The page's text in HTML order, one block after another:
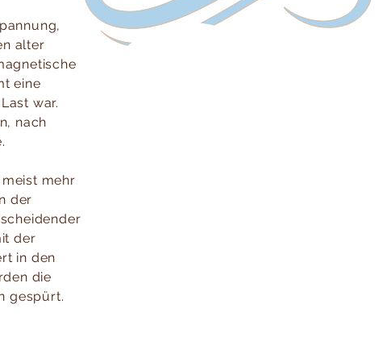
alter
eine
war.
nach
mehr
der
der
in den
die
gespürt.